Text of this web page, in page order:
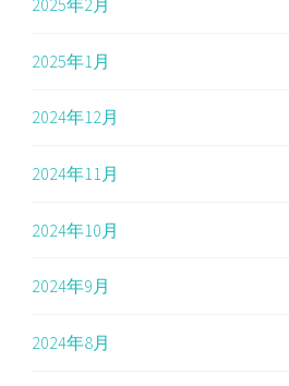
2025年2月
2025年1月
2024年12月
2024年11月
2024年10月
2024年9月
2024年8月